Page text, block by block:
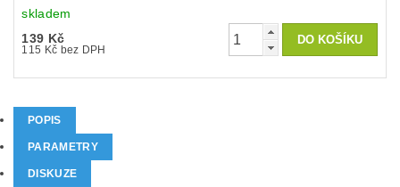
skladem
139 Kč
115 Kč bez DPH
POPIS
PARAMETRY
DISKUZE